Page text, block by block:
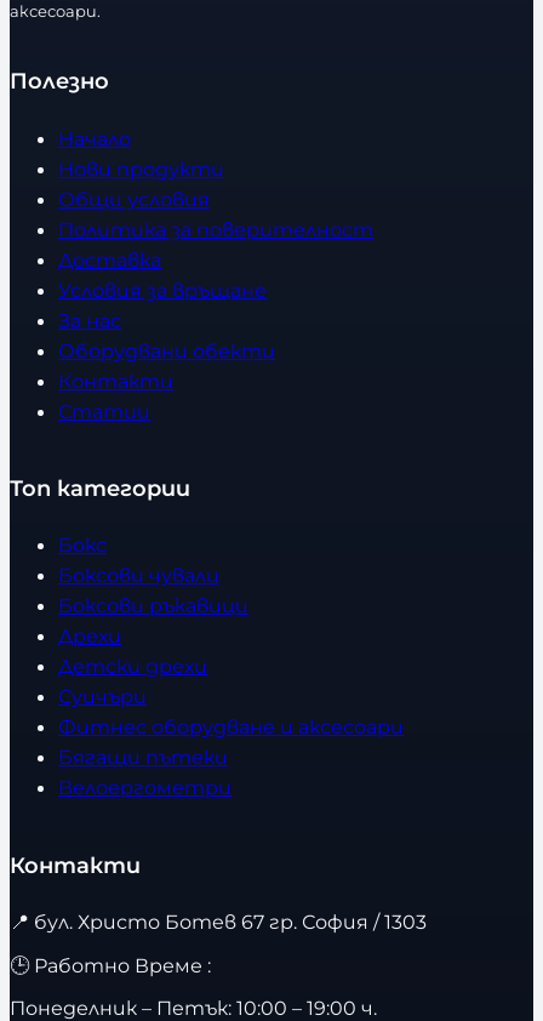
аксесоари.
Полезно
Начало
Нови продукти
Общи условия
Политика за поверителност
Доставка
Условия за връщане
За нас
Оборудвани обекти
Контакти
Статии
Топ категории
Бокс
Боксови чували
Боксови ръкавици
Дрехи
Детски дрехи
Суичъри
Фитнес оборудване и аксесоари
Бягащи пътеки
Велоергометри
Контакти
📍 бул. Христо Ботев 67 гр. София / 1303
🕒 Работно Време :
Понеделник – Петък: 10:00 – 19:00 ч.